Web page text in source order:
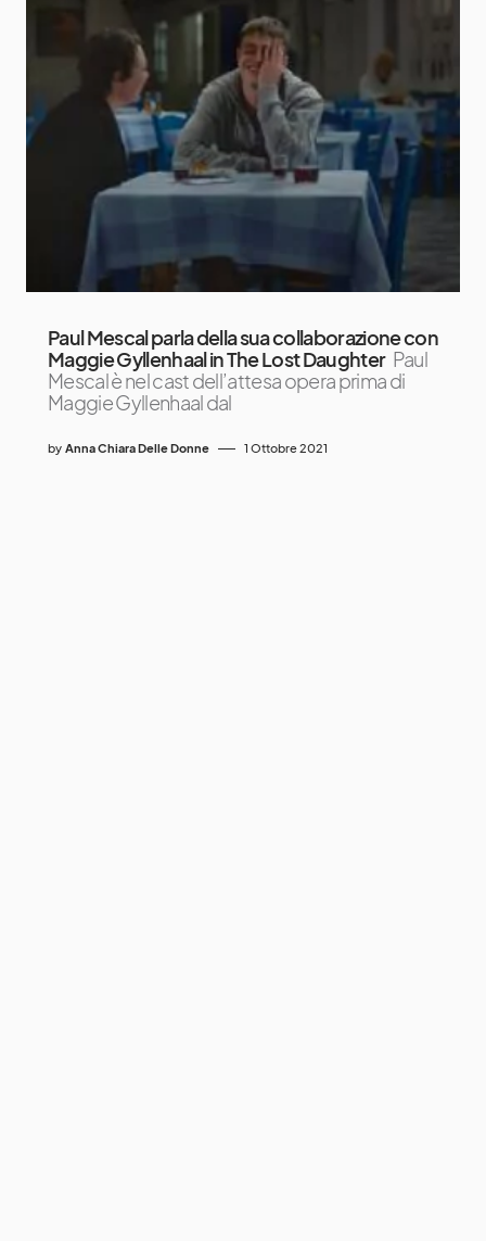
Paul Mescal parla della sua collaborazione con
Maggie Gyllenhaal in The Lost Daughter Paul
Mescal è nel cast dell’attesa opera prima di
Maggie Gyllenhaal dal
by Anna Chiara Delle Donne 1 Ottobre 2021